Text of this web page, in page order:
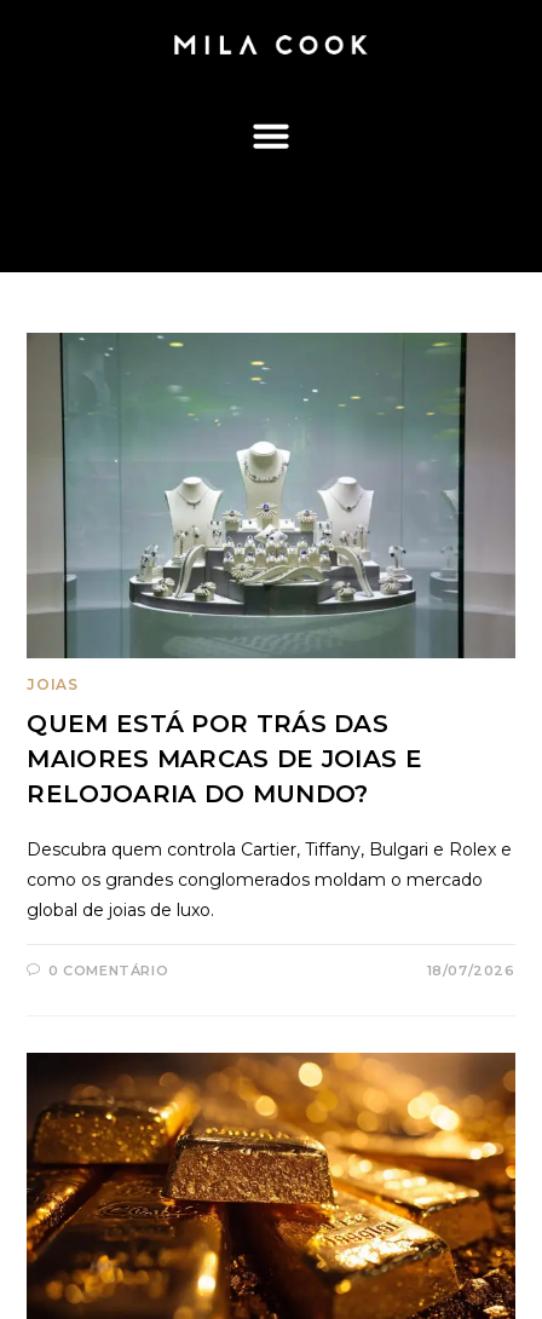
JOIAS
QUEM ESTÁ POR TRÁS DAS
MAIORES MARCAS DE JOIAS E
RELOJOARIA DO MUNDO?
Descubra quem controla Cartier, Tiffany, Bulgari e Rolex e
como os grandes conglomerados moldam o mercado
global de joias de luxo.
0 COMENTÁRIO 18/07/2026